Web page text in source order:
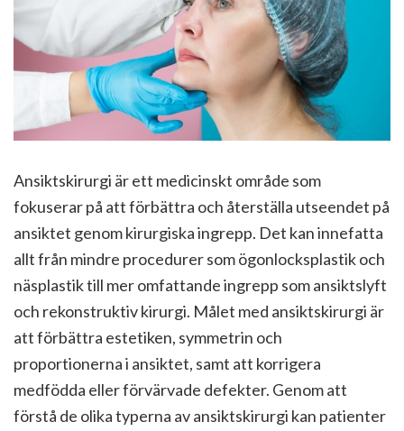
Ansiktskirurgi är ett medicinskt område som
fokuserar på att förbättra och återställa utseendet på
ansiktet genom kirurgiska ingrepp. Det kan innefatta
allt från mindre procedurer som ögonlocksplastik och
näsplastik till mer omfattande ingrepp som ansiktslyft
och rekonstruktiv kirurgi. Målet med ansiktskirurgi är
att förbättra estetiken, symmetrin och
proportionerna i ansiktet, samt att korrigera
medfödda eller förvärvade defekter. Genom att
förstå de olika typerna av ansiktskirurgi kan patienter